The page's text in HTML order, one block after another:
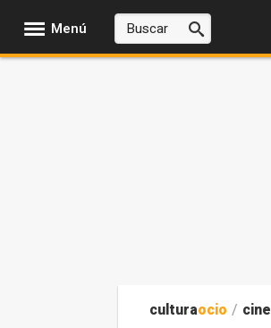
Menú
culturaocio / cine